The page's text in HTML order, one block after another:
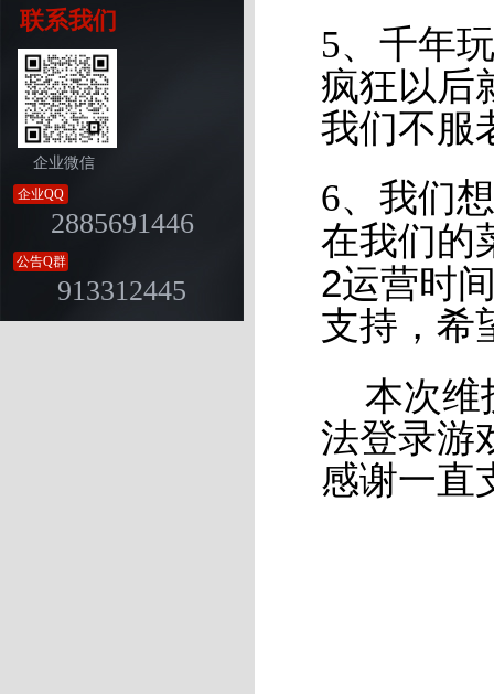
联系我们
企业微信
企业QQ
2885691446
公告Q群
913312445
5、千年
疯狂以后
我们不服
6、我们
在我们的
2运营时
支持，希
本次维
法登录游
感谢一直